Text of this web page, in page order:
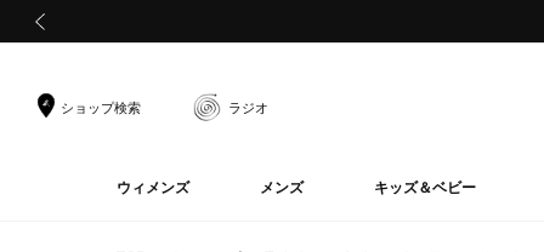
ショップ検索 ラジオ
ウィメンズ メンズ キッズ＆ベビー